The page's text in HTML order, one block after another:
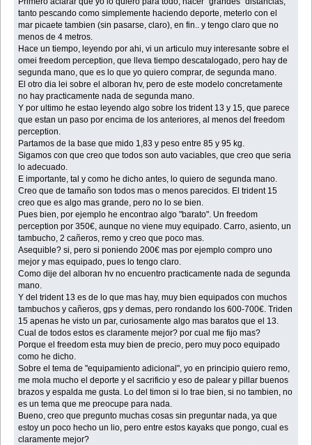
tanto pescando como simplemente haciendo deporte, meterlo con el
mar picaete tambien (sin pasarse, claro), en fin.. y tengo claro que no
menos de 4 metros.
Hace un tiempo, leyendo por ahi, vi un articulo muy interesante sobre el
omei freedom perception, que lleva tiempo descatalogado, pero hay de
segunda mano, que es lo que yo quiero comprar, de segunda mano.
El otro dia lei sobre el alboran hv, pero de este modelo concretamente
no hay practicamente nada de segunda mano.
Y por ultimo he estao leyendo algo sobre los trident 13 y 15, que parece
que estan un paso por encima de los anteriores, al menos del freedom
perception.
Partamos de la base que mido 1,83 y peso entre 85 y 95 kg.
Sigamos con que creo que todos son auto vaciables, que creo que seria
lo adecuado.
E importante, tal y como he dicho antes, lo quiero de segunda mano.
Creo que de tamaño son todos mas o menos parecidos. El trident 15
creo que es algo mas grande, pero no lo se bien.
Pues bien, por ejemplo he encontrao algo "barato". Un freedom
perception por 350€, aunque no viene muy equipado. Carro, asiento, un
tambucho, 2 cañeros, remo y creo que poco mas.
Asequible? si, pero si poniendo 200€ mas por ejemplo compro uno
mejor y mas equipado, pues lo tengo claro.
Como dije del alboran hv no encuentro practicamente nada de segunda
mano.
Y del trident 13 es de lo que mas hay, muy bien equipados con muchos
tambuchos y cañeros, gps y demas, pero rondando los 600-700€. Triden
15 apenas he visto un par, curiosamente algo mas baratos que el 13.
Cual de todos estos es claramente mejor? por cual me fijo mas?
Porque el freedom esta muy bien de precio, pero muy poco equipado
como he dicho.
Sobre el tema de "equipamiento adicional", yo en principio quiero remo,
me mola mucho el deporte y el sacrificio y eso de palear y pillar buenos
brazos y espalda me gusta. Lo del timon si lo trae bien, si no tambien, no
es un tema que me preocupe para nada.
Bueno, creo que pregunto muchas cosas sin preguntar nada, ya que
estoy un poco hecho un lio, pero entre estos kayaks que pongo, cual es
claramente mejor?